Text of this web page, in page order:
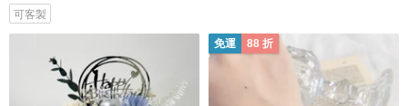
可客製
免運 88 折